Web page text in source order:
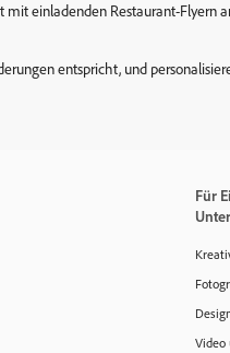
einladenden Restaurant-
entspricht, und
Für
Video